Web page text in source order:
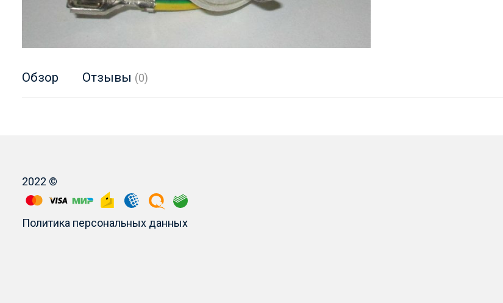
Обзор Отзывы (0)
2022 ©
Политика персональных данных